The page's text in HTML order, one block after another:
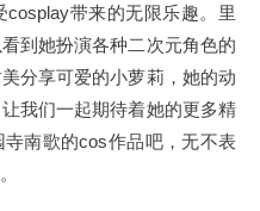
带来的无限乐趣。里
到她扮演各种二次元角色的
分享可爱的小萝莉，她的动
我们一起期待着她的更多精
南歌的cos作品吧，无不表